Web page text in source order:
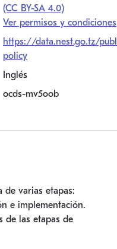
(CC BY-SA 4.0)
Ver permisos y condiciones
https://data.nest.go.tz/
policy
Inglés
ocds-mv5oob
de varias etapas:
e implementación.
de las etapas de